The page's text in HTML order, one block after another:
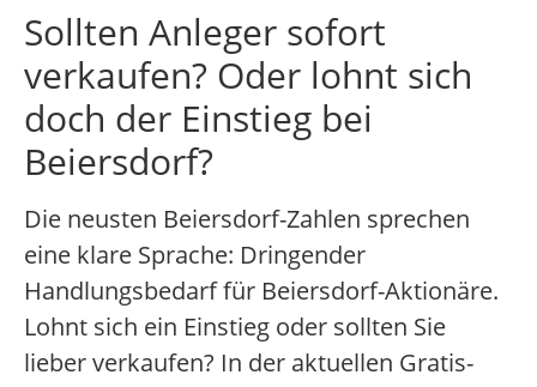
Sollten Anleger sofort
verkaufen? Oder lohnt sich
doch der Einstieg bei
Beiersdorf?
Die neusten Beiersdorf-Zahlen sprechen
eine klare Sprache: Dringender
Handlungsbedarf für Beiersdorf-Aktionäre.
Lohnt sich ein Einstieg oder sollten Sie
lieber verkaufen? In der aktuellen Gratis-